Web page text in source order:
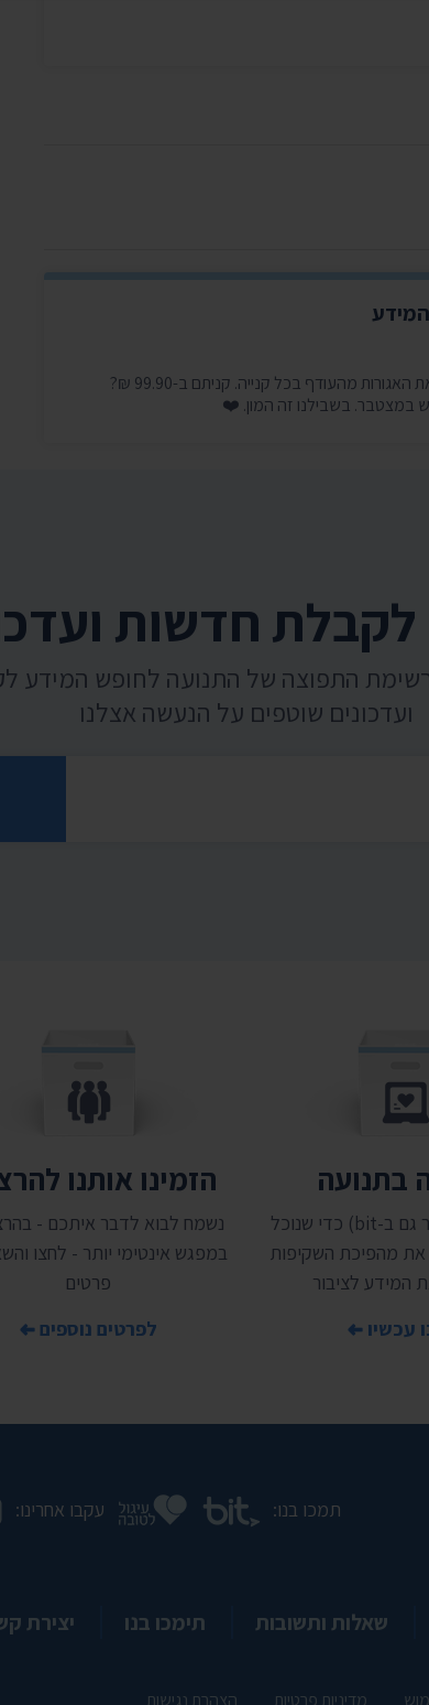
היכנסו עכשיו, זה לוקח דקה, ותרמו לנו את האגורות מהעודף בכל קנייה. קניתם ב-99.90 ₪?
חדשות
התפוצה של התנועה לחופש המידע
ועדכונים שוטפים על הנעשה אצלנו
בתנועה
תמכו בנו (אפשר גם ב-bit) כדי שנוכל
את מהפיכת השקיפות
המידע לציבור
עכשיו
הזמינו אותנו
נשמח לבוא לדבר איתכם -
במפגש אינטימי יותר - לחצו
פרטים
לפרטים נוספים
תמכו בנו: עקבו אחרינו:
שאלות ותשובות תימכו בנו יצירת
מדיניות פרטיות הצהרת נגישות